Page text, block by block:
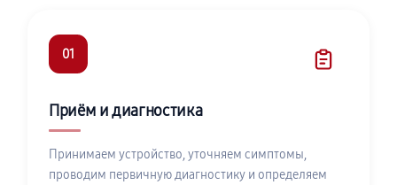
01
Приём и диагностика
Принимаем устройство, уточняем симптомы,
проводим первичную диагностику и определяем